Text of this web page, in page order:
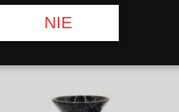
Do koszyka
NIE